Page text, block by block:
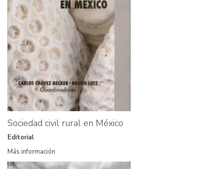
Sociedad civil rural en México
Editorial
Más información